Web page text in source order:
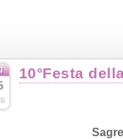
10°Festa
Sagre